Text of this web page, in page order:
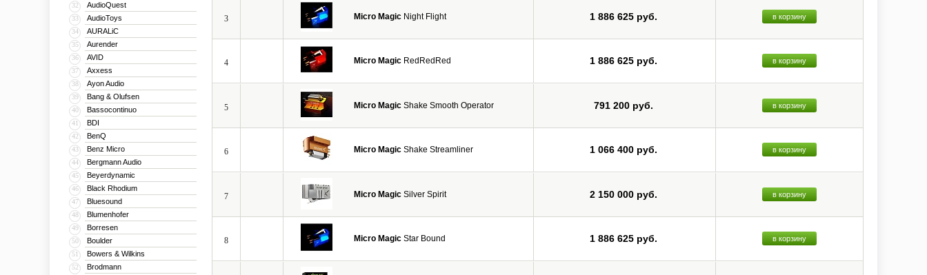
32 AudioQuest
33 AudioToys
34 AURALiC
35 Aurender
36 AVID
37 Axxess
38 Ayon Audio
39 Bang & Olufsen
40 Bassocontinuo
41 BDI
42 BenQ
43 Benz Micro
44 Bergmann Audio
45 Beyerdynamic
46 Black Rhodium
47 Bluesound
48 Blumenhofer
49 Borresen
50 Boulder
51 Bowers & Wilkins
52 Brodmann
3 Micro Magic Night Flight 1 886 625 руб. в корзину
4 Micro Magic RedRedRed 1 886 625 руб. в корзину
5 Micro Magic Shake Smooth Operator 791 200 руб. в корзину
6 Micro Magic Shake Streamliner 1 066 400 руб. в корзину
7 Micro Magic Silver Spirit 2 150 000 руб. в корзину
8 Micro Magic Star Bound 1 886 625 руб. в корзину